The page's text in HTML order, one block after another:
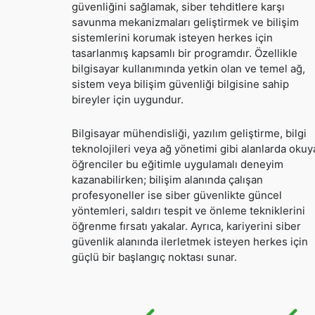
güvenliğini sağlamak, siber tehditlere karşı
savunma mekanizmaları geliştirmek ve bilişim
sistemlerini korumak isteyen herkes için
tasarlanmış kapsamlı bir programdır. Özellikle
bilgisayar kullanımında yetkin olan ve temel ağ,
sistem veya bilişim güvenliği bilgisine sahip
bireyler için uygundur.
Bilgisayar mühendisliği, yazılım geliştirme, bilgi
teknolojileri veya ağ yönetimi gibi alanlarda
öğrenciler bu eğitimle uygulamalı deneyim
kazanabilirken; bilişim alanında çalışan
profesyoneller ise siber güvenlikte güncel
yöntemleri, saldırı tespit ve önleme tekniklerini
öğrenme fırsatı yakalar. Ayrıca, kariyerini siber
güvenlik alanında ilerletmek isteyen herkes için
güçlü bir başlangıç noktası sunar.